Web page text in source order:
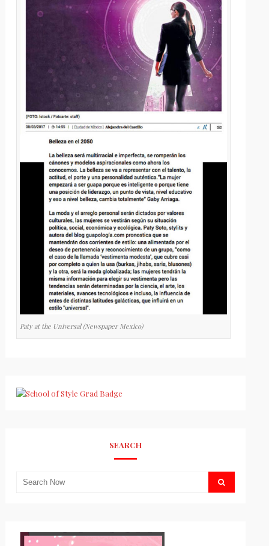
Paty at the Universal (Newspaper Mexico)
SEARCH